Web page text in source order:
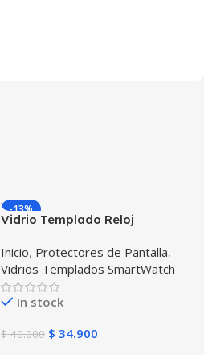
-13%
Vidrio Templado Reloj
X3 Unidades
Inicio, Protectores de Pantalla,
Vidrios Templados SmartWatch
In stock
$40.000 $ 34.900